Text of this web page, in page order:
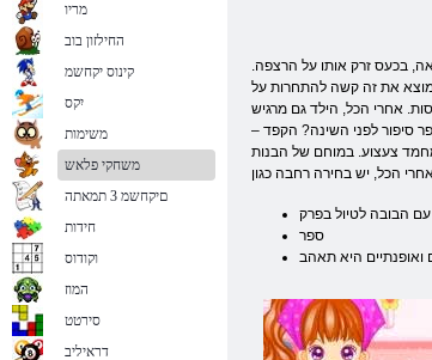
בכעס זרק אותו על הרצפה.
מוצא את זה קשה להתחרות על
אחרי הכל, הילד גם מרגיש
סיפור לפני השינה? הקפד –
צעצוע. במוחם של הבנות
ספר
ואופנתיים היא תאהב
מריו
החילזון בוב
קינוס יקחשמ
יִקס
משימות
משחקי פלאש
םיקחשמ 3 תמאתה
חידות
וקודוס
המוז
סירטט
דראיליב